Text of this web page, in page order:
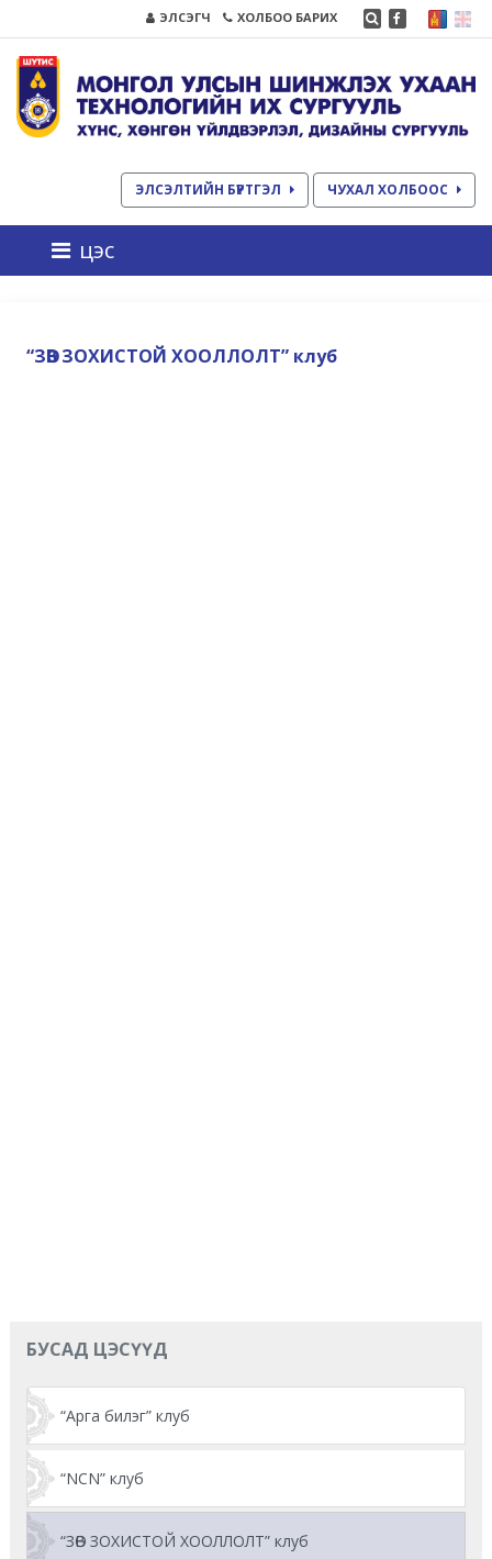
ЭЛСЭГЧ ХОЛБОО БАРИХ
ЭЛСЭЛТИЙН БҮРТГЭЛ ЧУХАЛ ХОЛБООС
цэс
“ЗӨВ ЗОХИСТОЙ ХООЛЛОЛТ” клуб
БУСАД ЦЭСҮҮД
“Арга билэг” клуб
“NCN” клуб
“ЗӨВ ЗОХИСТОЙ ХООЛЛОЛТ” клуб